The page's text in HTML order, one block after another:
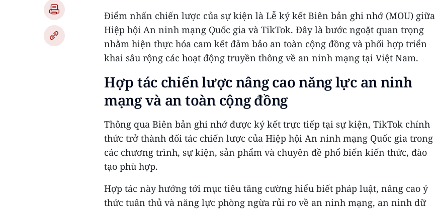
Điểm nhấn chiến lược của sự kiện là Lễ ký kết Biên bản ghi nhớ (MOU) giữa
Hiệp hội An ninh mạng Quốc gia và TikTok. Đây là bước ngoặt quan trọng
nhằm hiện thực hóa cam kết đảm bảo an toàn cộng đồng và phối hợp triển
khai sâu rộng các hoạt động truyền thông về an ninh mạng tại Việt Nam.
Hợp tác chiến lược nâng cao năng lực an ninh
mạng và an toàn cộng đồng
Thông qua Biên bản ghi nhớ được ký kết trực tiếp tại sự kiện, TikTok chính
thức trở thành đối tác chiến lược của Hiệp hội An ninh mạng Quốc gia trong
các chương trình, sự kiện, sản phẩm và chuyên đề phổ biến kiến thức, đào
tạo phù hợp.
Hợp tác này hướng tới mục tiêu tăng cường hiểu biết pháp luật, nâng cao ý
thức tuân thủ và năng lực phòng ngừa rủi ro về an ninh mạng, an ninh dữ